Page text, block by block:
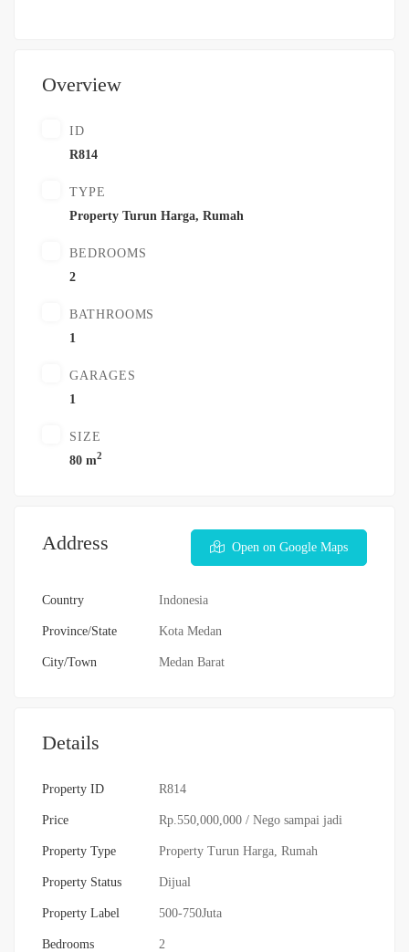
Overview
ID
R814
TYPE
Property Turun Harga, Rumah
BEDROOMS
2
BATHROOMS
1
GARAGES
1
SIZE
80 m2
Address Open on Google Maps
Country Indonesia
Province/State Kota Medan
City/Town Medan Barat
Details
Property ID R814
Price Rp.550,000,000 / Nego sampai jadi
Property Type Property Turun Harga Rumah
Property Status Dijual
Property Label 500-750Juta
Bedrooms 2